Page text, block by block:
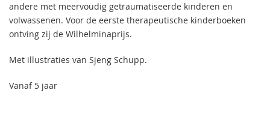
andere met meervoudig getraumatiseerde kinderen en
volwassenen. Voor de eerste therapeutische kinderboeken
ontving zij de Wilhelminaprijs.
Met illustraties van Sjeng Schupp.
Vanaf 5 jaar